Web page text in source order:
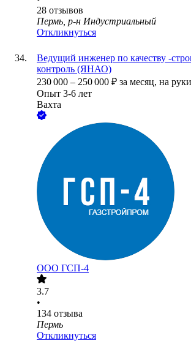
28 отзывов
Пермь, р-н Индустриальный
Откликнуться
Ведущий инженер по качеству -
контроль (ЯНАО)
230 000 – 250 000 ₽ за месяц, на руки
Опыт 3-6 лет
Вахта
ООО ГСП-4
3.7
•
134 отзыва
Пермь
Откликнуться